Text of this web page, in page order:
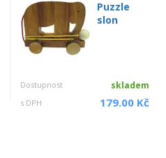
Puzzle
slon
Dostupnost skladem
s DPH 179.00 Kč